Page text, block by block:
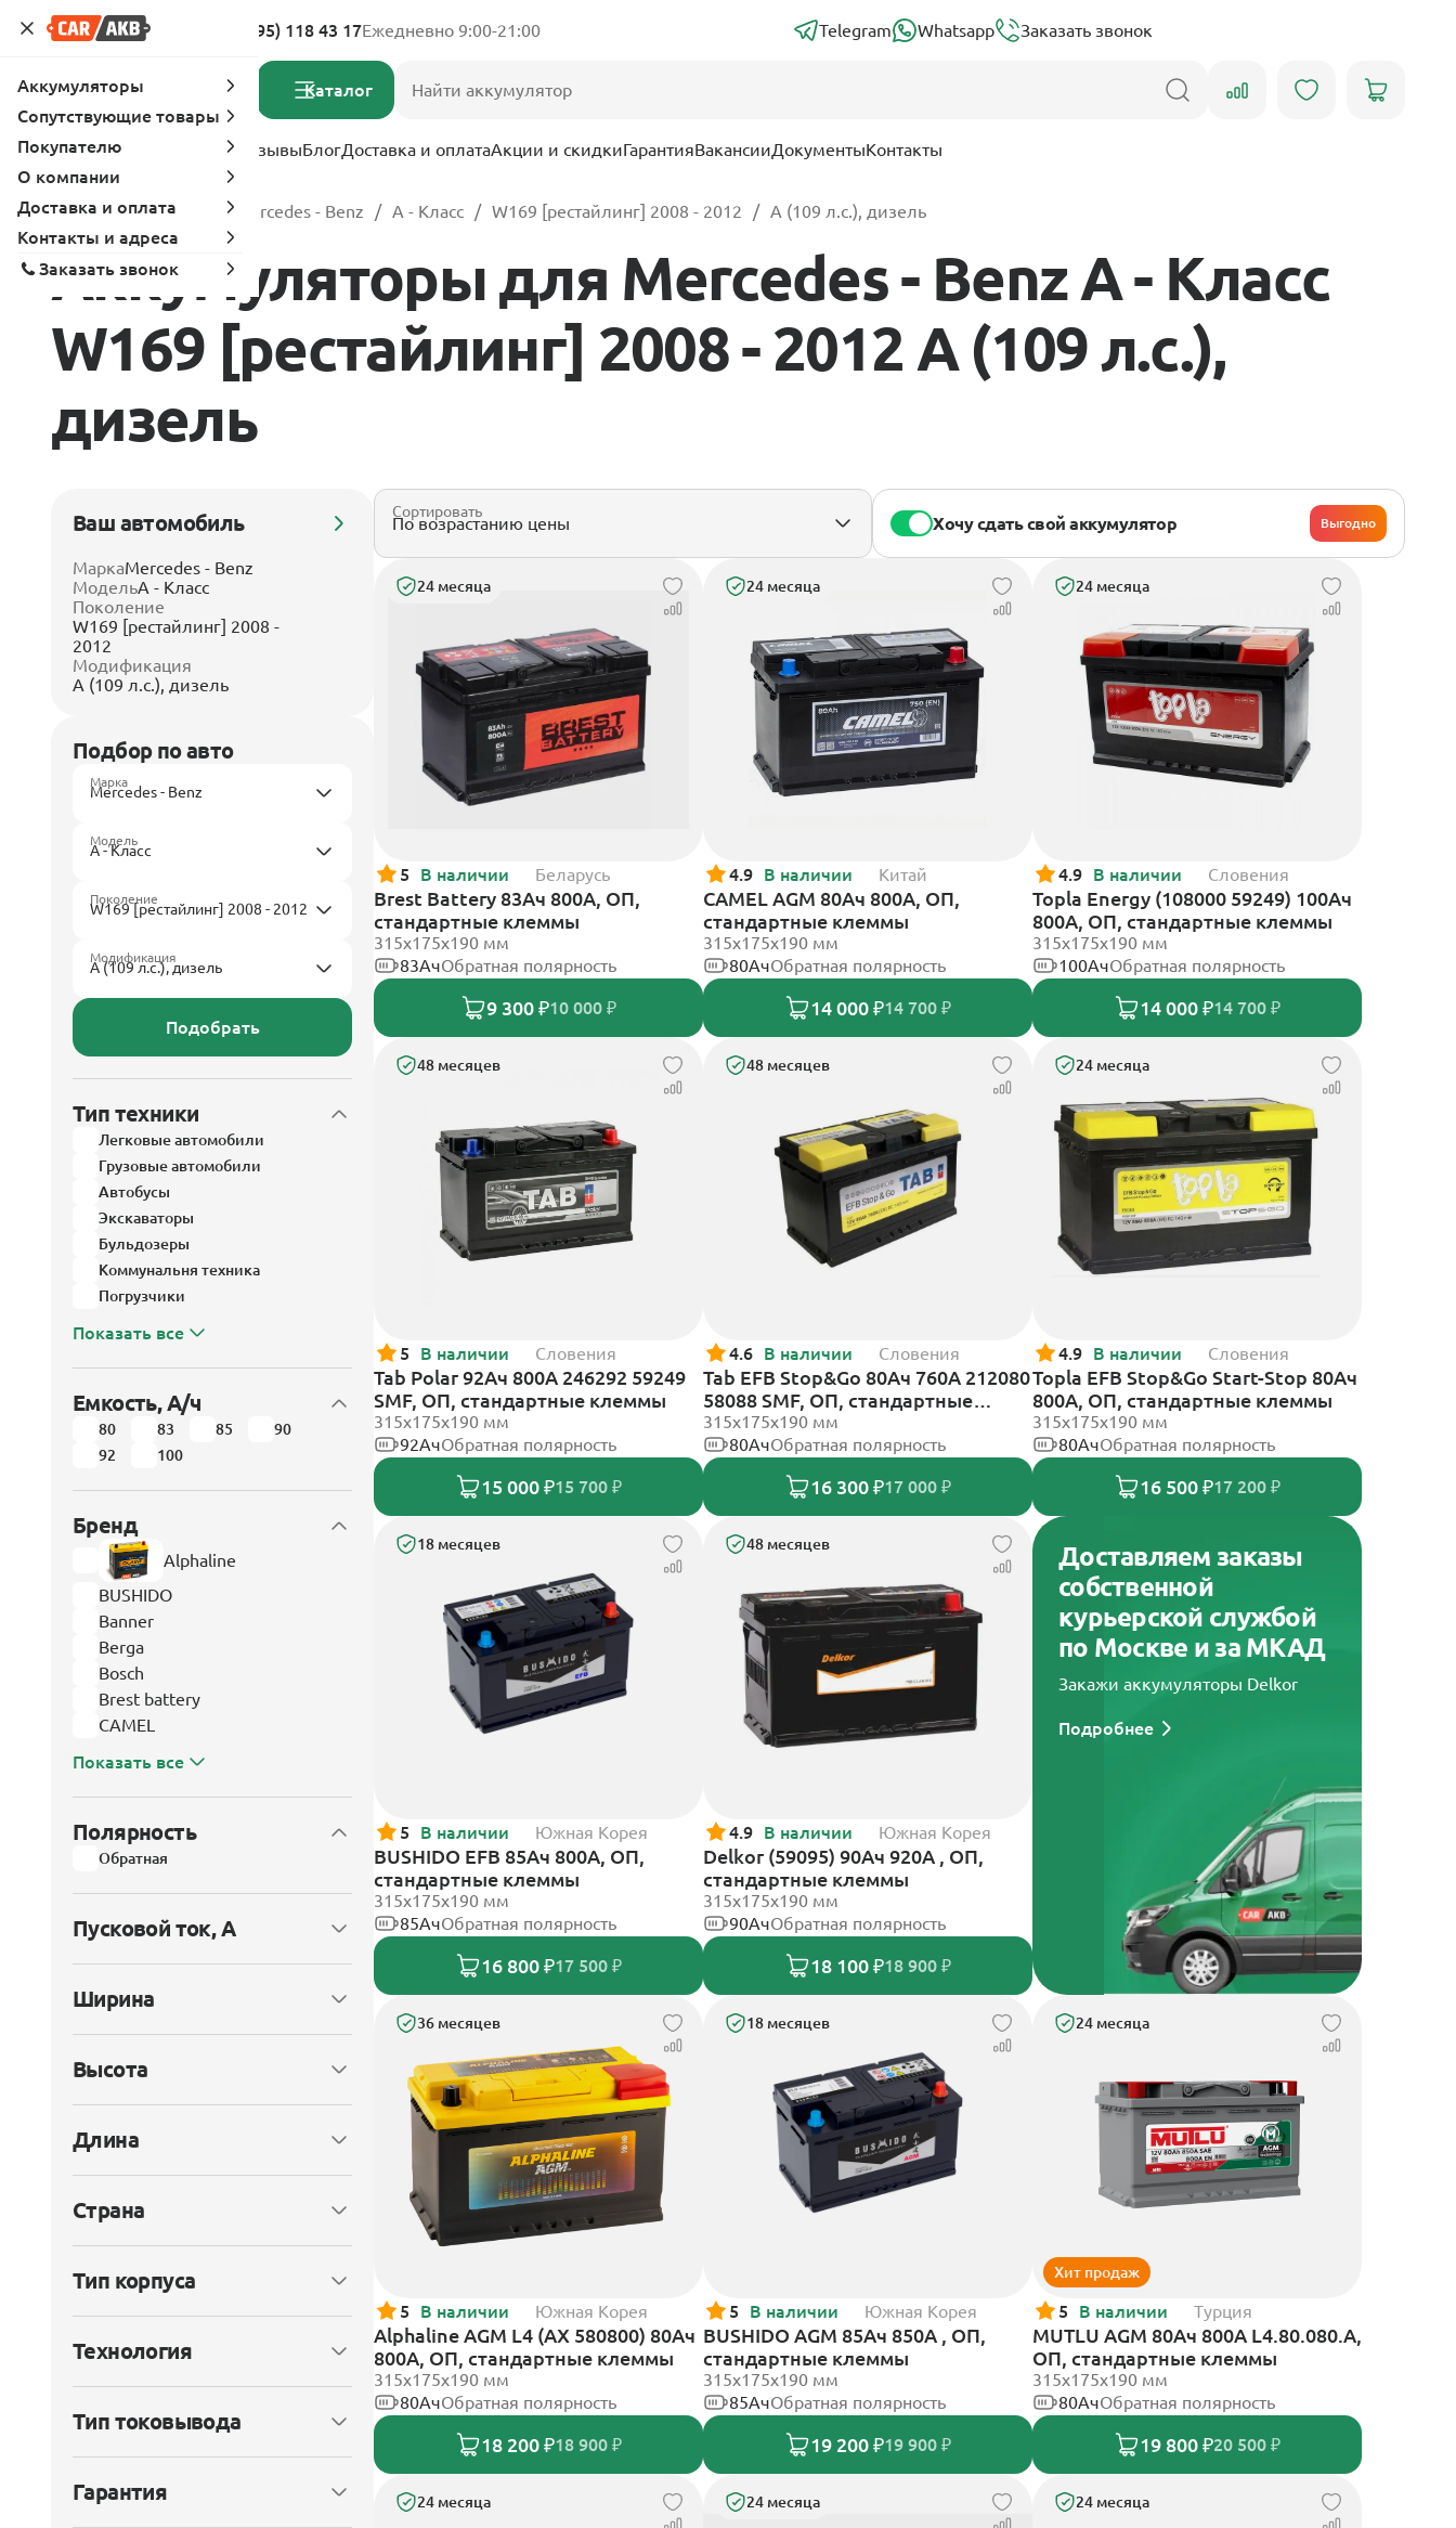
Адреса магазинов 8 (495) 118 43 17Ежедневно 9:00-21:00 Telegram Whatsapp Заказать звонок
Каталог
Услуги Вопрос-ответ ОтзывыБлогДоставка и оплатаАкции и скидкиГарантияВакансииДокументыКонтакты
Главная Каталог Mercedes - Benz A - Класс W169 [рестайлинг] 2008 - 2012 A (109 л.с.), дизель
Аккумуляторы для Mercedes - Benz A - Класс
W169 [рестайлинг] 2008 - 2012 A (109 л.с.),
дизель
Ваш автомобиль
МаркаMercedes - Benz
МодельA - Класс
Поколение
W169 [рестайлинг] 2008 -
2012
Модификация
A (109 л.с.), дизель
Подбор по авто
Марка
Модель
Поколение
Модификация
Подобрать
Тип техники
Легковые автомобили
Грузовые автомобили
Автобусы
Экскаваторы
Бульдозеры
Коммунальня техника
Погрузчики
Показать все
Емкость, А/ч
80 83 85
90
92
100
Бренд
Alphaline
BUSHIDO
Banner
Berga
Bosch
Brest battery
CAMEL
Показать все
Полярность
Обратная
Пусковой ток, А
Ширина
Высота
Длина
Страна
Тип корпуса
Технология
Тип токовывода
Гарантия
Сортировать
Хочу сдать свой аккумулятор Выгодно
24 месяца
5 В наличии Беларусь
Brest Battery 83Ач 800А, ОП,
стандартные клеммы
315x175x190 мм
83АчОбратная полярность
9 300 ₽10 000 ₽
24 месяца
4.9 В наличии Китай
CAMEL AGM 80Ач 800А, ОП,
стандартные клеммы
315x175x190 мм
80АчОбратная полярность
14 000 ₽14 700 ₽
24 месяца
4.9 В наличии Словения
Topla Energy (108000 59249) 100Ач
800А, ОП, стандартные клеммы
315x175x190 мм
100АчОбратная полярность
14 000 ₽14 700 ₽
48 месяцев
5 В наличии Словения
Tab Polar 92Ач 800А 246292 59249
SMF, ОП, стандартные клеммы
315x175x190 мм
92АчОбратная полярность
15 000 ₽15 700 ₽
48 месяцев
4.6 В наличии Словения
Tab EFB Stop&Go 80Ач 760А 212080
58088 SMF, ОП, стандартные
клеммы
315x175x190 мм
80АчОбратная полярность
16 300 ₽17 000 ₽
24 месяца
4.9 В наличии Словения
Topla EFB Stop&Go Start-Stop 80Ач
800А, ОП, стандартные клеммы
315x175x190 мм
80АчОбратная полярность
16 500 ₽17 200 ₽
18 месяцев
5 В наличии Южная Корея
BUSHIDO EFB 85Ач 800А, ОП,
стандартные клеммы
315x175x190 мм
85АчОбратная полярность
16 800 ₽17 500 ₽
48 месяцев
4.9 В наличии Южная Корея
Delkor (59095) 90Ач 920А , ОП,
стандартные клеммы
315x175x190 мм
90АчОбратная полярность
18 100 ₽18 900 ₽
Доставляем заказы
собственной
курьерской службой
по Москве и за МКАД
Закажи аккумуляторы Delkor
Подробнее
36 месяцев
5 В наличии Южная Корея
Alphaline AGM L4 (AX 580800) 80Ач
800А, ОП, стандартные клеммы
315х175х190 мм
80АчОбратная полярность
18 200 ₽18 900 ₽
18 месяцев
5 В наличии Южная Корея
BUSHIDO AGM 85Ач 850А , ОП,
стандартные клеммы
315x175x190 мм
85АчОбратная полярность
19 200 ₽19 900 ₽
24 месяца
Хит продаж
5 В наличии Турция
MUTLU AGM 80Ач 800A L4.80.080.A,
ОП, стандартные клеммы
315x175x190 мм
80АчОбратная полярность
19 800 ₽20 500 ₽
24 месяца 24 месяца 24 месяца
Аккумуляторы
Сопутствующие товары
Покупателю
О компании
Доставка и оплата
Контакты и адреса
Заказать звонок